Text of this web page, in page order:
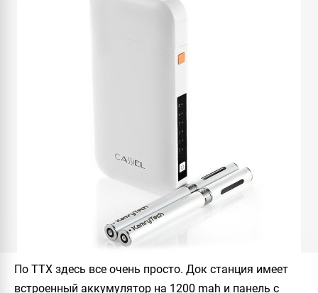
По ТТХ здесь все очень просто. Док станция имеет
встроенный аккумулятор на 1200 mah и панель с